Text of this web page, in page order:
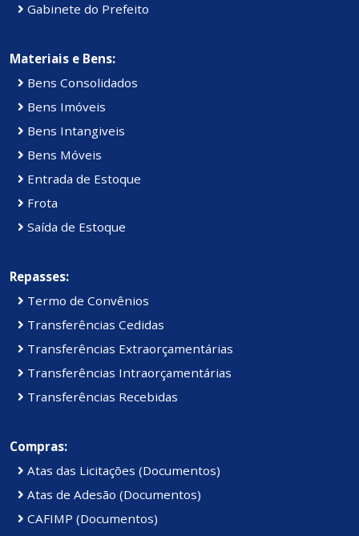
Gabinete do Prefeito
Materiais e Bens:
Bens Consolidados
Bens Imóveis
Bens Intangiveis
Bens Móveis
Entrada de Estoque
Frota
Saída de Estoque
Repasses:
Termo de Convênios
Transferências Cedidas
Transferências Extraorçamentárias
Transferências Intraorçamentárias
Transferências Recebidas
Compras:
Atas das Licitações (Documentos)
Atas de Adesão (Documentos)
CAFIMP (Documentos)